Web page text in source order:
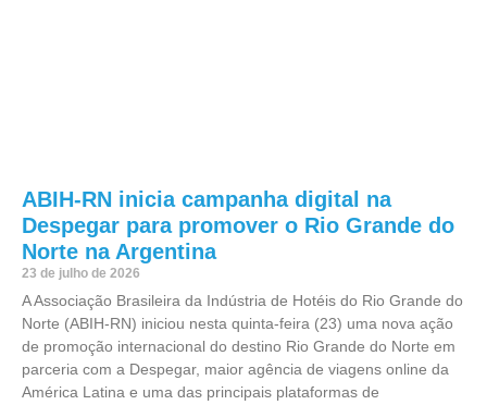
ABIH-RN inicia campanha digital na
Despegar para promover o Rio Grande do
Norte na Argentina
23 de julho de 2026
A Associação Brasileira da Indústria de Hotéis do Rio Grande do
Norte (ABIH-RN) iniciou nesta quinta-feira (23) uma nova ação
de promoção internacional do destino Rio Grande do Norte em
parceria com a Despegar, maior agência de viagens online da
América Latina e uma das principais plataformas de